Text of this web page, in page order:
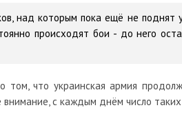
над которым пока ещё не поднят
происходят бои - до него
том, что украинская армия
с каждым днём число